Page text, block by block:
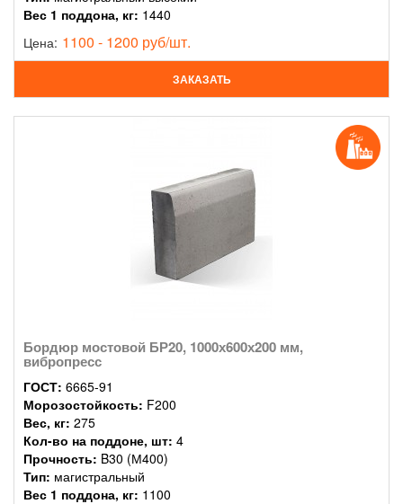
Вес 1 поддона, кг: 1440
Цена: 1100 - 1200 руб/шт.
ЗАКАЗАТЬ
Бордюр мостовой БР20, 1000х600х200 мм,
вибропресс
ГОСТ: 6665-91
Морозостойкость: F200
Вес, кг: 275
Кол-во на поддоне, шт: 4
Прочность: B30 (М400)
Тип: магистральный
Вес 1 поддона, кг: 1100